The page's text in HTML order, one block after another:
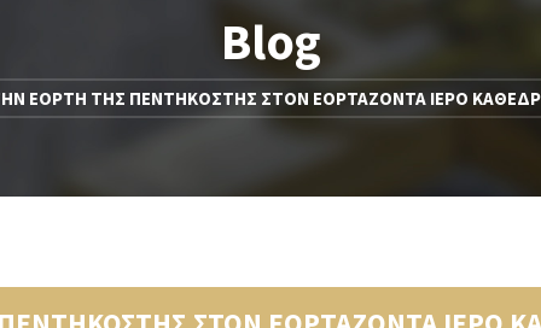
Blog
ΕΟΡΤΗ ΤΗΣ ΠΕΝΤΗΚΟΣΤΗΣ ΣΤΟΝ ΕΟΡΤΑΖΟΝΤΑ ΙΕΡΟ